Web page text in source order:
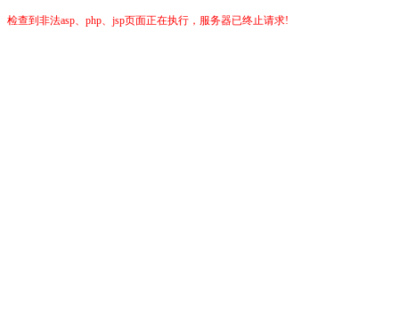
检查到非法asp、php、jsp页面正在执行，服务器已终止请求!